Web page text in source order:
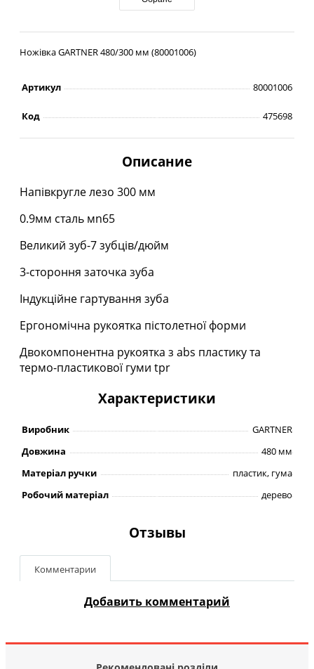
Ножівка GARTNER 480/300 мм (80001006)
Артикул 80001006
Код 475698
Описание
Напiвкругле лезо 300 мм
0.9мм сталь мn65
Великий зуб-7 зубців/дюйм
3-стороння заточка зуба
Індукцiйне гартування зуба
Ергономiчна рукоятка пiстолетної форми
Двокомпонентна рукоятка з abs пластику та
термо-пластикової гуми tpr
Характеристики
Виробник
GARTNER
Довжина
480 мм
Матеріал ручки
пластик, гума
Робочий матеріал
дерево
Отзывы
Комментарии
Добавить комментарий